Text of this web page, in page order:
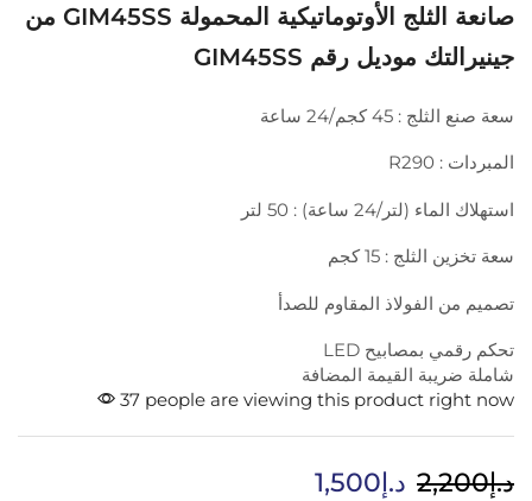
صانعة الثلج الأوتوماتيكية المحمولة GIM45SS من
جينيرالتك موديل رقم GIM45SS
سعة صنع الثلج : 45 كجم/24 ساعة
المبردات : R290
استهلاك الماء (لتر/24 ساعة) : 50 لتر
سعة تخزين الثلج : 15 كجم
تصميم من الفولاذ المقاوم للصدأ
تحكم رقمي بمصابيح LED
شاملة ضريبة القيمة المضافة
37 people are viewing this product right now
د.إ2,200 د.إ1,500